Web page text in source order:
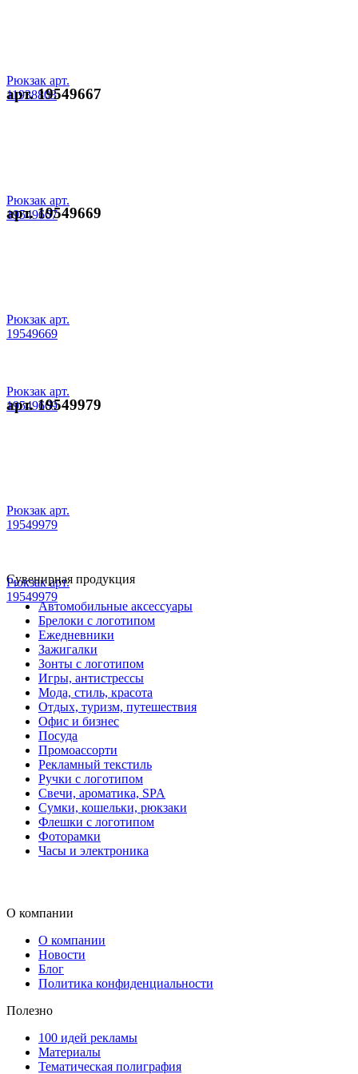
Рюкзак арт.
11938803
арт. 19549667
Рюкзак арт.
19549667
арт. 19549669
Рюкзак арт.
19549669
Рюкзак арт.
19549669
арт. 19549979
Рюкзак арт.
19549979
Рюкзак арт.
19549979
Сувенирная продукция
Автомобильные аксессуары
Брелоки с логотипом
Ежедневники
Зажигалки
Зонты с логотипом
Игры, антистрессы
Мода, стиль, красота
Отдых, туризм, путешествия
Офис и бизнес
Посуда
Промоассорти
Рекламный текстиль
Ручки с логотипом
Свечи, ароматика, SPA
Сумки, кошельки, рюкзаки
Флешки с логотипом
Фоторамки
Часы и электроника
О компании
О компании
Новости
Блог
Политика конфиденциальности
Полезно
100 идей рекламы
Материалы
Тематическая полиграфия